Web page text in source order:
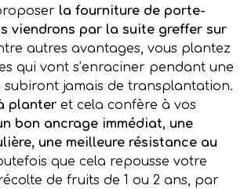
la fourniture de porte-
viendrons par la suite greffer sur
autres avantages, vous plantez
qui vont s’enraciner pendant une
subiront jamais de transplantation.
planter et cela confère à vos
bon ancrage immédiat, une
une meilleure résistance au
que cela repousse votre
de fruits de 1 ou 2 ans, par